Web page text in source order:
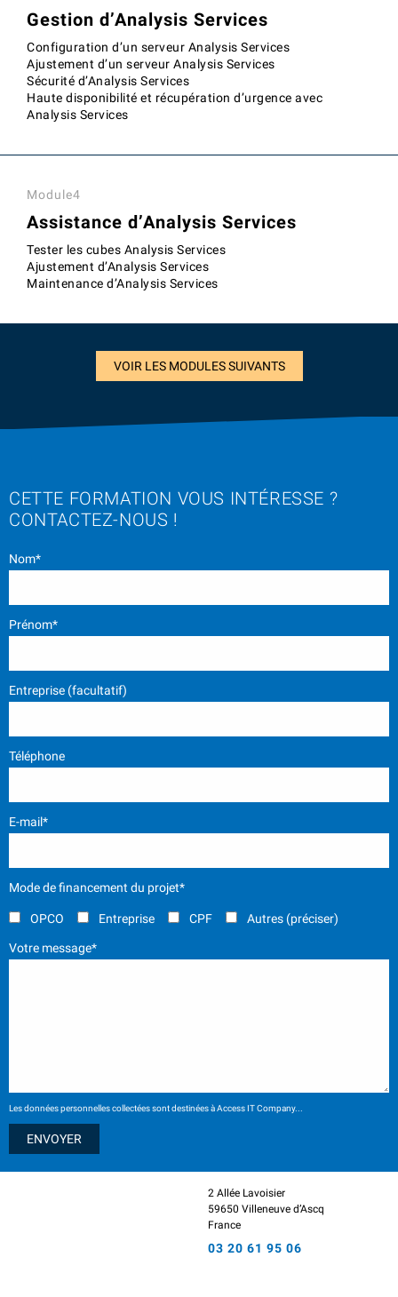
Gestion d’Analysis Services
Configuration d’un serveur Analysis Services
Ajustement d’un serveur Analysis Services
Sécurité d’Analysis Services
Haute disponibilité et récupération d’urgence avec
Analysis Services
Module4
Assistance d’Analysis Services
Tester les cubes Analysis Services
Ajustement d’Analysis Services
Maintenance d’Analysis Services
VOIR LES MODULES SUIVANTS
CETTE FORMATION VOUS INTÉRESSE ?
CONTACTEZ-NOUS !
Nom*
Prénom*
Entreprise (facultatif)
Téléphone
E-mail*
Mode de financement du projet*
OPCO Entreprise CPF Autres (préciser)
Votre message*
Les données personnelles collectées sont destinées à Access IT Company...
2 Allée Lavoisier
59650 Villeneuve d’Ascq
France
03 20 61 95 06